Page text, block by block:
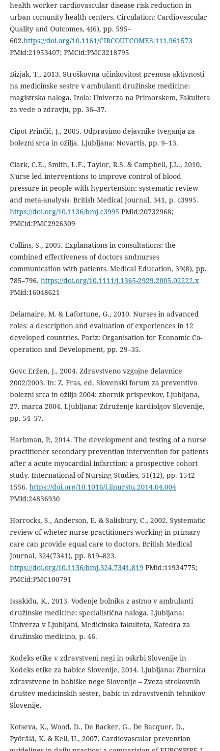
health worker cardiovascular disease risk reduction in
urban comunity health centers. Circulation: Cardiovascular
Quality and Outcomes, 4(6), pp. 595–
602.https://doi.org/10.1161/CIRCOUTCOMES.111.961573
PMid:21953407; PMCid:PMC3218795
Bizjak, T., 2013. Stroškovna učinkovitost prenosa aktivnosti
na medicinske sestre v ambulanti družinske medicine:
magistrska naloga. Izola: Univerza na Primorskem, Fakulteta
za vede o zdravju, pp. 36–37.
Cipot Prinčič, J., 2005. Odpravimo dejavnike tveganja za
bolezni srca in ožilja. Ljubljana: Novartis, pp. 9–13.
Clark, C.E., Smith, L.F., Taylor, R.S. & Campbell, J.L., 2010.
Nurse led interventions to improve control of blood
pressure in people with hypertension: systematic review
and meta-analysis. British Medical Journal, 341, p. c3995.
https://doi.org/10.1136/bmj.c3995 PMid:20732968;
PMCid:PMC2926309
Collins, S., 2005. Explanations in consultations: the
combined effectiveness of doctors andnurses
communication with patients. Medical Education, 39(8), pp.
785–796. https://doi.org/10.1111/j.1365-2929.2005.02222.x
PMid:16048621
Delamaire, M. & Lafortune, G., 2010. Nurses in advanced
roles: a description and evaluation of experiences in 12
developed countries. Pariz: Organisation for Economic Co-
operation and Development, pp. 29–35.
Govc Eržen, J., 2004. Zdravstveno vzgojne delavnice
2002/2003. In: Z. Fras, ed. Slovenski forum za preventivo
bolezni srca in ožilja 2004: zbornik prispevkov, Ljubljana,
27. marca 2004. Ljubljana: Združenje kardiolgov Slovenije,
pp. 54–57.
Harbman, P., 2014. The development and testing of a nurse
practitioner secondary prevention intervention for patients
after a acute myocardial infarction: a prospective cohort
study. International of Nursing Studies, 51(12), pp. 1542–
1556. https://doi.org/10.1016/j.ijnurstu.2014.04.004
PMid:24836930
Horrocks, S., Anderson, E. & Salisbury, C., 2002. Systematic
review of wheter nurse practitioners working in primary
care can provide equal care to doctors. British Medical
Journal, 324(7341), pp. 819–823.
https://doi.org/10.1136/bmj.324.7341.819 PMid:11934775;
PMCid:PMC100791
Issakidu, K., 2013. Vodenje bolnika z astmo v ambulanti
družinske medicine: specialistična naloga. Ljubljana:
Univerza v Ljubljani, Medicinska fakulteta, Katedra za
družinsko medicino, p. 46.
Kodeks etike v zdravstveni negi in oskrbi Slovenije in
Kodeks etike za babice Slovenije, 2014. Ljubljana: Zbornica
zdravstvene in babiške nege Slovenije – Zveza strokovnih
društev medicinskih sester, babic in zdravstvenih tehnikov
Slovenije.
Kotseva, K., Wood, D., De Backer, G., De Bacquer, D.,
Pyörälä, K. & Kell, U., 2007. Cardiovascular prevention